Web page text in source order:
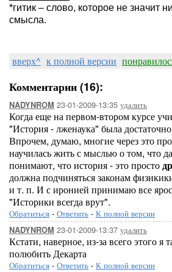
*гитик – слово, которое не значит
смысла.
вверх^ к полной версии
Комментарии (16):
NADYNROM 23-01-2009-13:35 удалить
Когда еще на первом-втором курсе
"История - лженаука" была
Впрочем, думаю, многие через это
научилась жить с мыслью о том, что
понимают, что история - это просто
должна подчиняться законам
и т. п. И с иронией принимаю все
"Историки всегда врут".
Обратиться - Ответить - К полной версии
NADYNROM 23-01-2009-13:37 удалить
Кстати, наверное, из-за всего этого я
полюбить Декарта
Обратиться - Ответить - К полной версии